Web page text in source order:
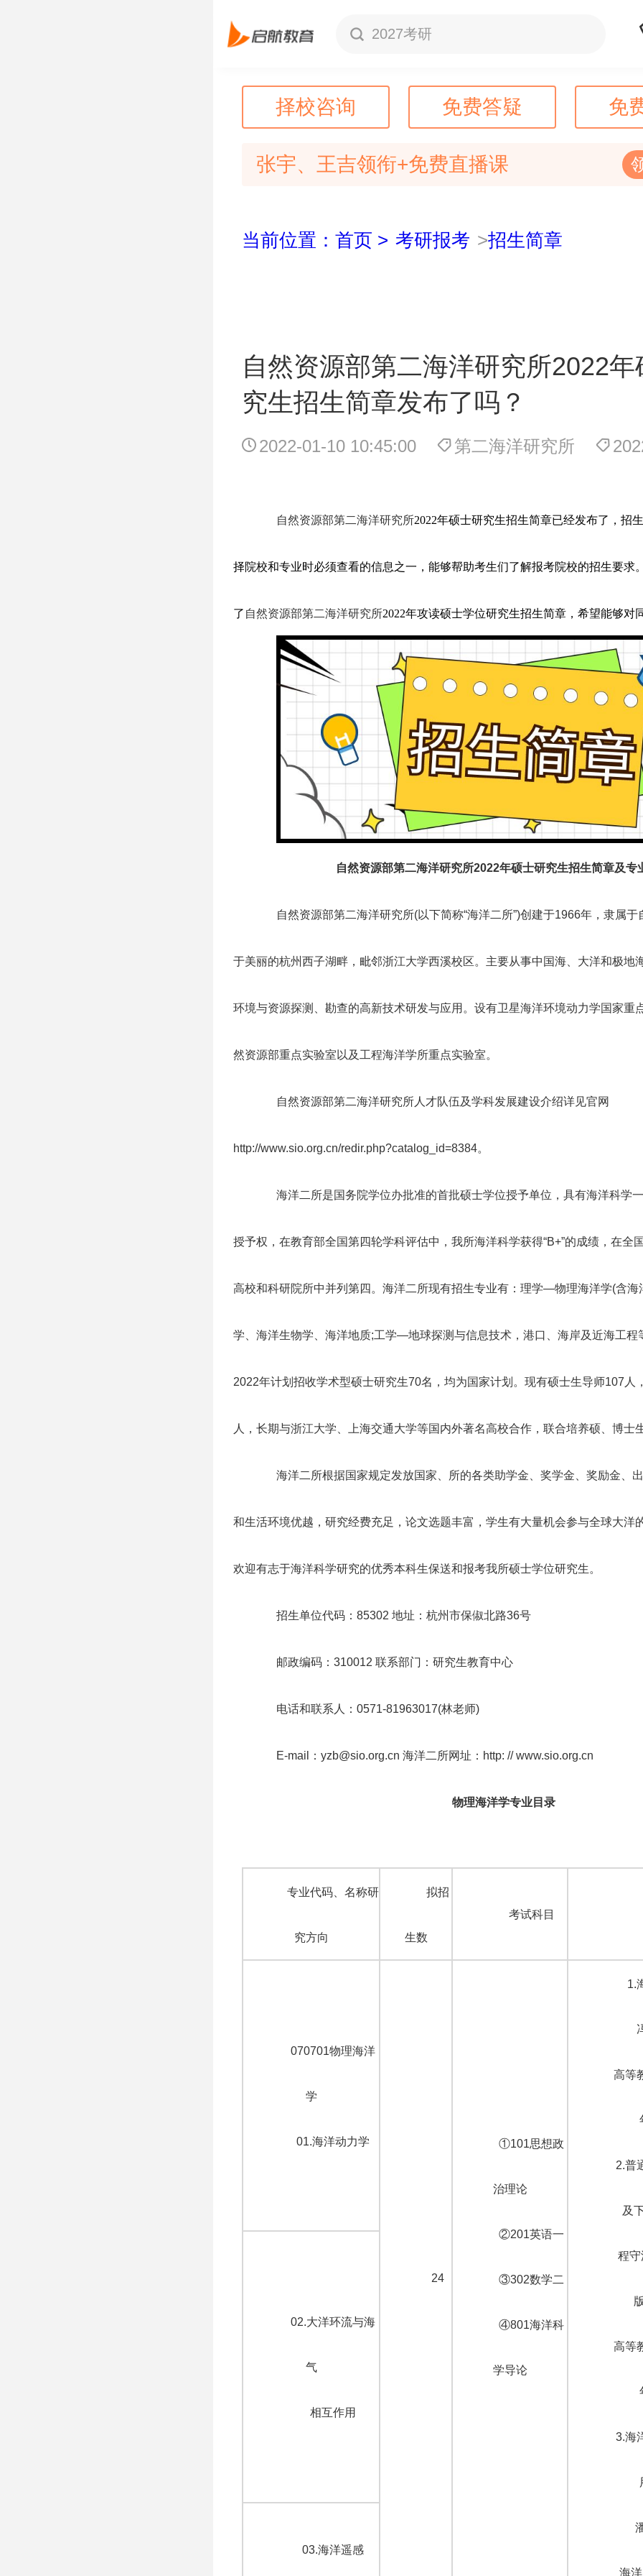
2027考研
择校咨询 免费答疑 免
张宇、王吉领衔+免费直播课
当前位置：首页 > 考研报考 >招生简章
自然资源部第二海洋研究所2022年
究生招生简章发布了吗？
2022-01-10 10:45:00 第二海洋研究所
自然资源部第二海洋研究所2022年硕士研究生招生简章已经发布了，招
择院校和专业时必须查看的信息之一，能够帮助考生们了解报考院校的招生要求
了 自然资源部第二海洋研究所2022年攻读硕士学位研究生招生简章，希望能够对
自然资源部第二海洋研究所2022年硕士研究生招生简章及专
自然资源部第二海洋研究所(以下简称“海洋二所”)创建于1966年，隶属
于美丽的杭州西子湖畔，毗邻浙江大学西溪校区。主要从事中国海、大洋和极地
环境与资源探测、勘查的高新技术研发与应用。设有卫星海洋环境动力学国家重
然资源部重点实验室以及工程海洋学所重点实验室。
自然资源部第二海洋研究所人才队伍及学科发展建设介绍详见官网
http://www.sio.org.cn/redir.php?catalog_id=8384。
海洋二所是国务院学位办批准的首批硕士学位授予单位，具有海洋科学
授予权，在教育部全国第四轮学科评估中，我所海洋科学获得“B+”的成绩，在全
高校和科研院所中并列第四。海洋二所现有招生专业有：理学—物理海洋学(含海
学、海洋生物学、海洋地质;工学—地球探测与信息技术，港口、海岸及近海工程
2022年计划招收学术型硕士研究生70名，均为国家计划。现有硕士生导师107人
人，长期与浙江大学、上海交通大学等国内外著名高校合作，联合培养硕、博士
海洋二所根据国家规定发放国家、所的各类助学金、奖学金、奖励金、
和生活环境优越，研究经费充足，论文选题丰富，学生有大量机会参与全球大洋
欢迎有志于海洋科学研究的优秀本科生保送和报考我所硕士学位研究生。
招生单位代码：85302 地址：杭州市保俶北路36号
邮政编码：310012 联系部门：研究生教育中心
电话和联系人：0571-81963017(林老师)
E-mail：yzb@sio.org.cn 海洋二所网址：http: // www.sio.org.cn
物理海洋学专业目录
专业代码、名称研
究方向
拟招
生数
考试科目
070701物理海洋
学
01.海洋动力学
24
①101思想政
治理论
②201英语一
③302数学二
④801海洋科
学导论
1.
高等
2.普
及
程
高等
3.海
海
02.大洋环流与海
气
相互作用
03.海洋遥感